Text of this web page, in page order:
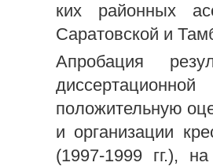
ких районных
Саратовской и
Апробация
положительную
и организации
(1997-1999 гг.),